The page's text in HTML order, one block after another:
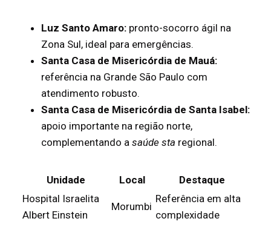
Luz Santo Amaro: pronto-socorro ágil na
Zona Sul, ideal para emergências.
Santa Casa de Misericórdia de Mauá:
referência na Grande São Paulo com
atendimento robusto.
Santa Casa de Misericórdia de Santa Isabel:
apoio importante na região norte,
complementando a saúde sta regional.
Unidade Local
Destaque
Hospital Israelita
Albert Einstein
Morumbi
Referência em alta
complexidade